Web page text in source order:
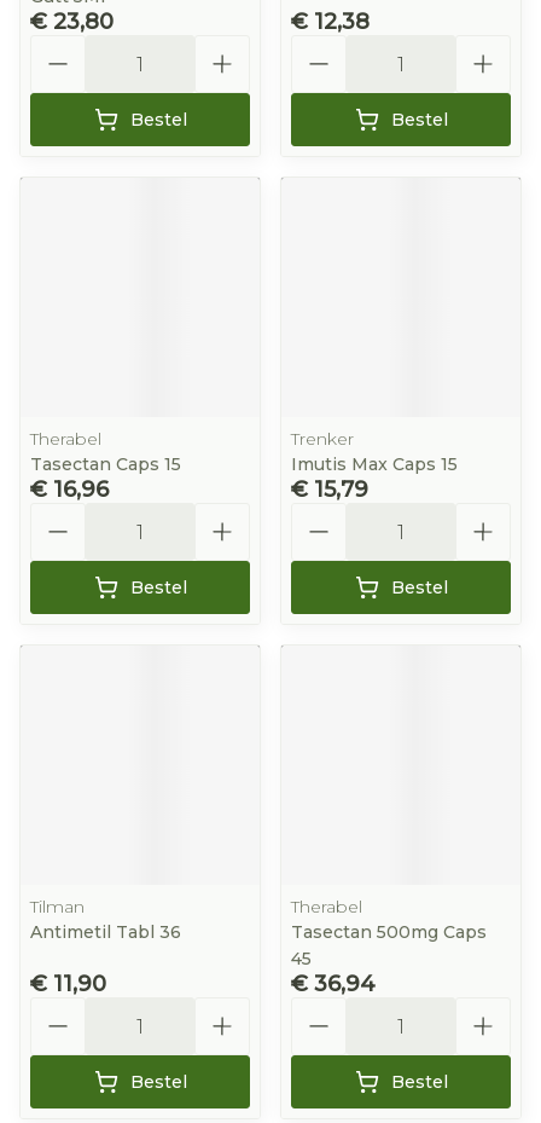
€ 23,80
Bestel
€ 12,38
Bestel
Therabel
Tasectan Caps 15
€ 16,96
Bestel
Trenker
Imutis Max Caps 15
€ 15,79
Bestel
Tilman
Antimetil Tabl 36
€ 11,90
Bestel
Therabel
Tasectan 500mg Caps
45
€ 36,94
Bestel